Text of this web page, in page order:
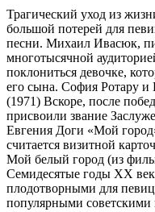
Трагический уход из
большой потерей для
песни. Михаил Ивасюк,
многотысячной
поклониться девочке,
его сына. София Ротару и
(1971) Вскоре, после
присвоили звание
Евгения Доги «Мой
считается визитной
Мой белый город (из
Семидесятые годы XX
плодотворными для
популярными